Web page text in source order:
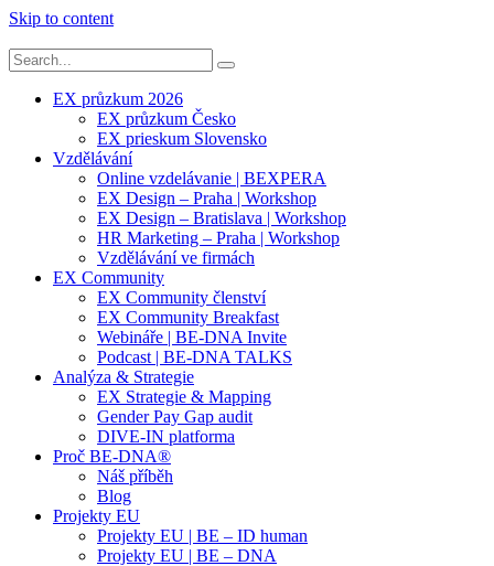
Skip to content
EX průzkum 2026
EX průzkum Česko
EX prieskum Slovensko
Vzdělávání
Online vzdelávanie | BEXPERA
EX Design – Praha | Workshop
EX Design – Bratislava | Workshop
HR Marketing – Praha | Workshop
Vzdělávání ve firmách
EX Community
EX Community členství
EX Community Breakfast
Webináře | BE-DNA Invite
Podcast | BE-DNA TALKS
Analýza & Strategie
EX Strategie & Mapping
Gender Pay Gap audit
DIVE-IN platforma
Proč BE-DNA®
Náš příběh
Blog
Projekty EU
Projekty EU | BE – ID human
Projekty EU | BE – DNA